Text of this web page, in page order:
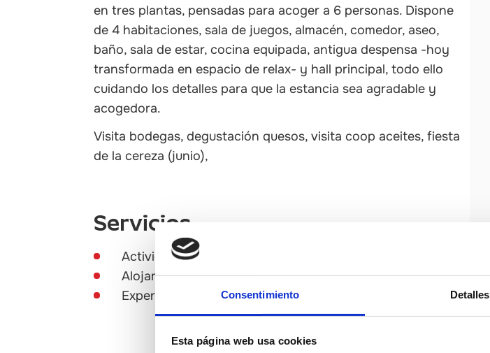
Consentimiento Detalles
Esta página web usa cookies
en tres plantas, pensadas para acoger a 6 personas. Dispone
de 4 habitaciones, sala de juegos, almacén, comedor, aseo,
baño, sala de estar, cocina equipada, antigua despensa -hoy
transformada en espacio de relax- y hall principal, todo ello
cuidando los detalles para que la estancia sea agradable y
acogedora.
Visita bodegas, degustación quesos, visita coop aceites, fiesta
de la cereza (junio),
Servicios
Actividades en el medio natural
Alojamiento
Experiencia singulares